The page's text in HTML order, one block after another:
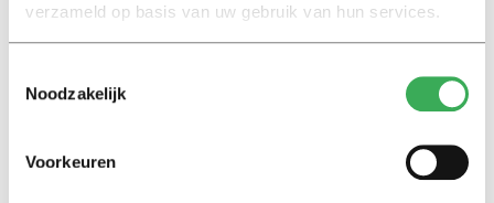
verzameld op basis van uw gebruik van hun services.
Noodzakelijk
Voorkeuren
state looks like
determines
#WeGotThis
https://t.co/09xIJGlhgf—
Chelsea E. Manning (@xychelsea)15